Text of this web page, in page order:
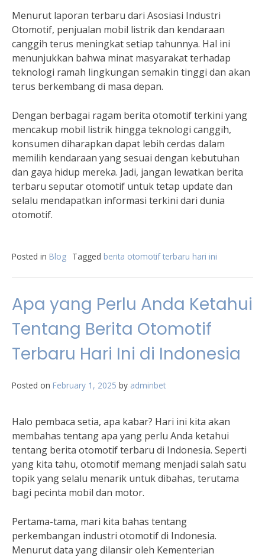
Menurut laporan terbaru dari Asosiasi Industri
Otomotif, penjualan mobil listrik dan kendaraan
canggih terus meningkat setiap tahunnya. Hal ini
menunjukkan bahwa minat masyarakat terhadap
teknologi ramah lingkungan semakin tinggi dan akan
terus berkembang di masa depan.
Dengan berbagai ragam berita otomotif terkini yang
mencakup mobil listrik hingga teknologi canggih,
konsumen diharapkan dapat lebih cerdas dalam
memilih kendaraan yang sesuai dengan kebutuhan
dan gaya hidup mereka. Jadi, jangan lewatkan berita
terbaru seputar otomotif untuk tetap update dan
selalu mendapatkan informasi terkini dari dunia
otomotif.
Posted in Blog Tagged berita otomotif terbaru hari ini
Apa yang Perlu Anda Ketahui
Tentang Berita Otomotif
Terbaru Hari Ini di Indonesia
Posted on February 1, 2025 by adminbet
Halo pembaca setia, apa kabar? Hari ini kita akan
membahas tentang apa yang perlu Anda ketahui
tentang berita otomotif terbaru di Indonesia. Seperti
yang kita tahu, otomotif memang menjadi salah satu
topik yang selalu menarik untuk dibahas, terutama
bagi pecinta mobil dan motor.
Pertama-tama, mari kita bahas tentang
perkembangan industri otomotif di Indonesia.
Menurut data yang dilansir oleh Kementerian